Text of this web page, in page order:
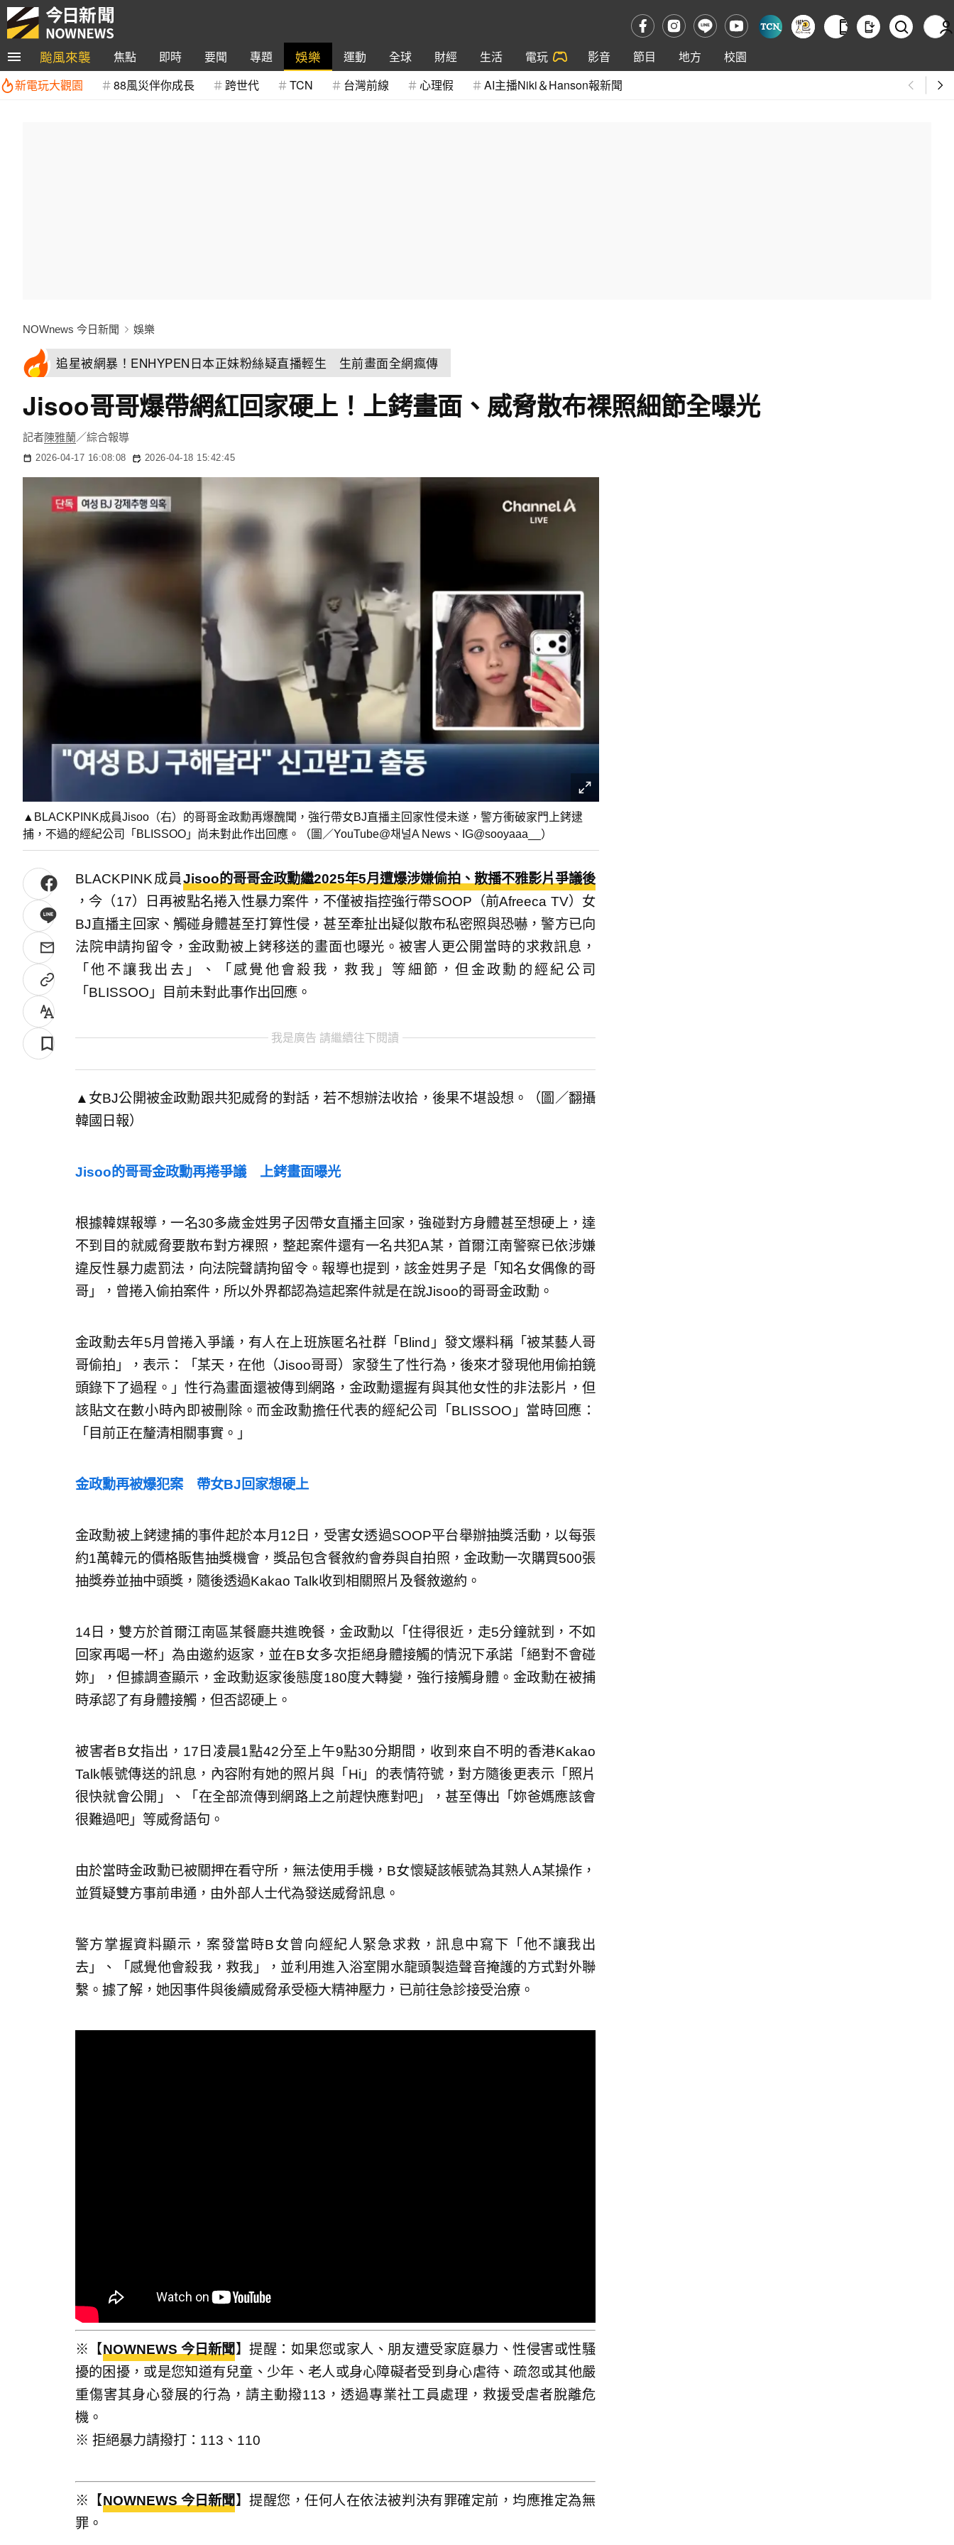
颱風來襲 焦點 即時 要聞 專題 娛樂 運動 全球 財經 生活 電玩 影音 節目 地方
校園
新電玩大觀園
88風災伴你成長 跨世代 TCN 台灣前線 心理假 AI主播Niki＆Hanson報新聞
NOWnews 今日新聞 娛樂
追星被網暴！ENHYPEN日本正妹粉絲疑直播輕生 生前畫面全網瘋傳
Jisoo哥哥爆帶網紅回家硬上！上銬畫面、威脅散布裸照細節全曝光
記者陳雅蘭／綜合報導
2026-04-17 16:08:08 2026-04-18 15:42:45
▲BLACKPINK成員Jisoo（右）的哥哥金政勳再爆醜聞，強行帶女BJ直播主回家性侵未遂，警方衝破家門上銬逮
捕，不過的經紀公司「BLISSOO」尚未對此作出回應。（圖／YouTube@채널A News、IG@sooyaaa__）
BLACKPINK成員Jisoo的哥哥金政勳繼2025年5月遭爆涉嫌偷拍、散播不雅影片爭議後
，今（17）日再被點名捲入性暴力案件，不僅被指控強行帶SOOP（前Afreeca TV）女
BJ直播主回家、觸碰身體甚至打算性侵，甚至牽扯出疑似散布私密照與恐嚇，警方已向
法院申請拘留令，金政勳被上銬移送的畫面也曝光。被害人更公開當時的求救訊息，
「他不讓我出去」、「感覺他會殺我，救我」等細節，但金政勳的經紀公司
「BLISSOO」目前未對此事作出回應。
我是廣告 請繼續往下閱讀
▲女BJ公開被金政勳跟共犯威脅的對話，若不想辦法收拾，後果不堪設想。（圖／翻攝
韓國日報）
Jisoo的哥哥金政勳再捲爭議 上銬畫面曝光
根據韓媒報導，一名30多歲金姓男子因帶女直播主回家，強碰對方身體甚至想硬上，達
不到目的就威脅要散布對方裸照，整起案件還有一名共犯A某，首爾江南警察已依涉嫌
違反性暴力處罰法，向法院聲請拘留令。報導也提到，該金姓男子是「知名女偶像的哥
哥」，曾捲入偷拍案件，所以外界都認為這起案件就是在說Jisoo的哥哥金政勳。
金政勳去年5月曾捲入爭議，有人在上班族匿名社群「Blind」發文爆料稱「被某藝人哥
哥偷拍」，表示：「某天，在他（Jisoo哥哥）家發生了性行為，後來才發現他用偷拍鏡
頭錄下了過程。」性行為畫面還被傳到網路，金政勳還握有與其他女性的非法影片，但
該貼文在數小時內即被刪除。而金政勳擔任代表的經紀公司「BLISSOO」當時回應：
「目前正在釐清相關事實。」
金政勳再被爆犯案 帶女BJ回家想硬上
金政勳被上銬逮捕的事件起於本月12日，受害女透過SOOP平台舉辦抽獎活動，以每張
約1萬韓元的價格販售抽獎機會，獎品包含餐敘約會券與自拍照，金政勳一次購買500張
抽獎券並抽中頭獎，隨後透過Kakao Talk收到相關照片及餐敘邀約。
14日，雙方於首爾江南區某餐廳共進晚餐，金政勳以「住得很近，走5分鐘就到，不如
回家再喝一杯」為由邀約返家，並在B女多次拒絕身體接觸的情況下承諾「絕對不會碰
妳」，但據調查顯示，金政勳返家後態度180度大轉變，強行接觸身體。金政勳在被捕
時承認了有身體接觸，但否認硬上。
被害者B女指出，17日凌晨1點42分至上午9點30分期間，收到來自不明的香港Kakao
Talk帳號傳送的訊息，內容附有她的照片與「Hi」的表情符號，對方隨後更表示「照片
很快就會公開」、「在全部流傳到網路上之前趕快應對吧」，甚至傳出「妳爸媽應該會
很難過吧」等威脅語句。
由於當時金政勳已被關押在看守所，無法使用手機，B女懷疑該帳號為其熟人A某操作，
並質疑雙方事前串通，由外部人士代為發送威脅訊息。
警方掌握資料顯示，案發當時B女曾向經紀人緊急求救，訊息中寫下「他不讓我出
去」、「感覺他會殺我，救我」，並利用進入浴室開水龍頭製造聲音掩護的方式對外聯
繫。據了解，她因事件與後續威脅承受極大精神壓力，已前往急診接受治療。
※【NOWNEWS 今日新聞 】提醒：如果您或家人、朋友遭受家庭暴力、性侵害或性騷
擾的困擾，或是您知道有兒童、少年、老人或身心障礙者受到身心虐待、疏忽或其他嚴
重傷害其身心發展的行為，請主動撥113，透過專業社工員處理，救援受虐者脫離危
機。
※ 拒絕暴力請撥打：113、110
※【NOWNEWS 今日新聞 】提醒您，任何人在依法被判決有罪確定前，均應推定為無
罪。